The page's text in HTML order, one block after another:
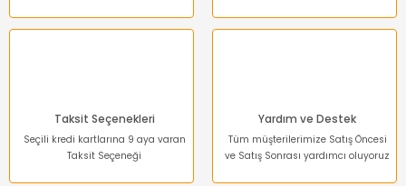
Taksit Seçenekleri
Seçili kredi kartlarına 9 aya varan
Taksit Seçeneği
Yardım ve Destek
Tüm müşterilerimize Satış Öncesi
ve Satış Sonrası yardımcı oluyoruz